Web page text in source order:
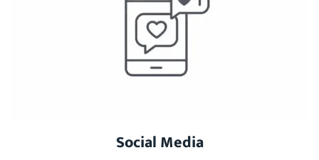
Social Media